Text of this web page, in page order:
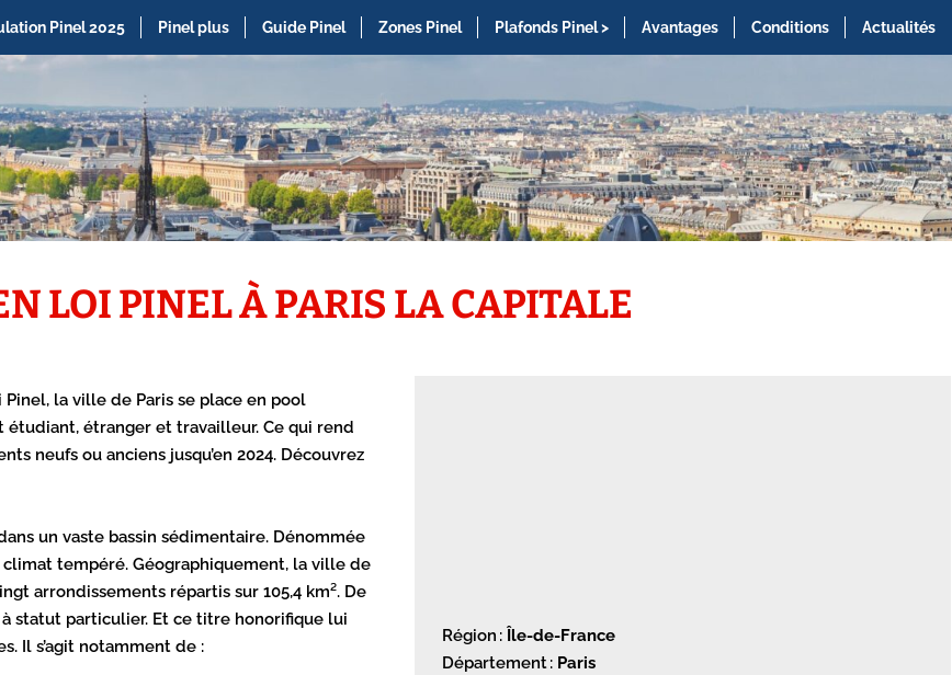
Pinel 2025 Pinel plus Guide Pinel Zones Pinel Plafonds Pinel > Avantages Conditions Actualités
LOI PINEL À PARIS LA CAPITALE
la ville de Paris se place en pool
étranger et travailleur. Ce qui rend
neufs ou anciens jusqu’en 2024. Découvrez
un vaste bassin sédimentaire. Dénommée
tempéré. Géographiquement, la ville de
arrondissements répartis sur 105,4 km². De
statut particulier. Et ce titre honorifique lui
Il s’agit notamment de :
Région : Île-de-France
Département : Paris